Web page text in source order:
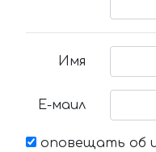
Имя
Е-маил
оповещать об